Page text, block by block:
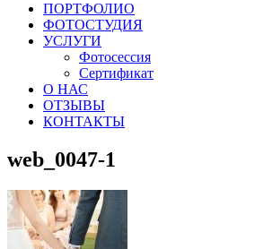
ПОРТФОЛИО
ФОТОСТУДИЯ
УСЛУГИ
Фотосессия
Сертификат
О НАС
ОТЗЫВЫ
КОНТАКТЫ
web_0047-1